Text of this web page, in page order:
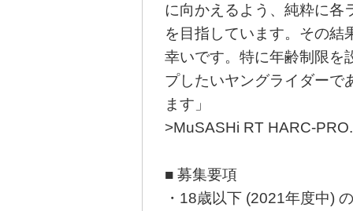
に向かえるよう、純粋に各
を目指しています。その結
幸いです。特に年齢制限を
プしたいヤングライダーで
ます」
>MuSASHi RT HARC-
■ 募集要項
・18歳以下 (2021年度中)